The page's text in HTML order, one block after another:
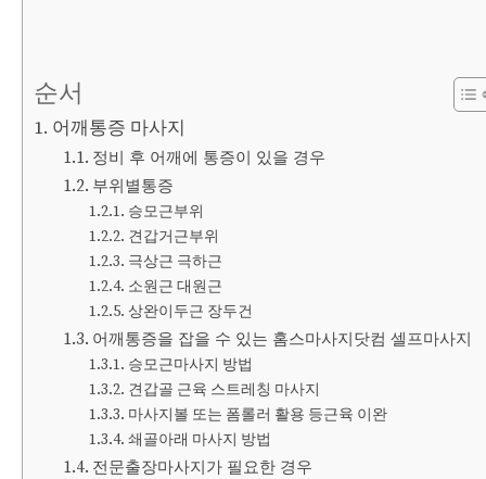
순서
어깨통증 마사지
정비 후 어깨에 통증이 있을 경우
부위별통증
승모근부위
견갑거근부위
극상근 극하근
소원근 대원근
상완이두근 장두건
어깨통증을 잡을 수 있는 홈스마사지닷컴 셀프마사지
승모근마사지 방법
견갑골 근육 스트레칭 마사지
마사지볼 또는 폼롤러 활용 등근육 이완
쇄골아래 마사지 방법
전문출장마사지가 필요한 경우